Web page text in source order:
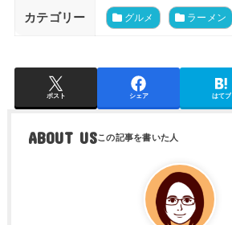
カテゴリー グルメ ラーメン
ポスト シェア はてブ
ABOUT US